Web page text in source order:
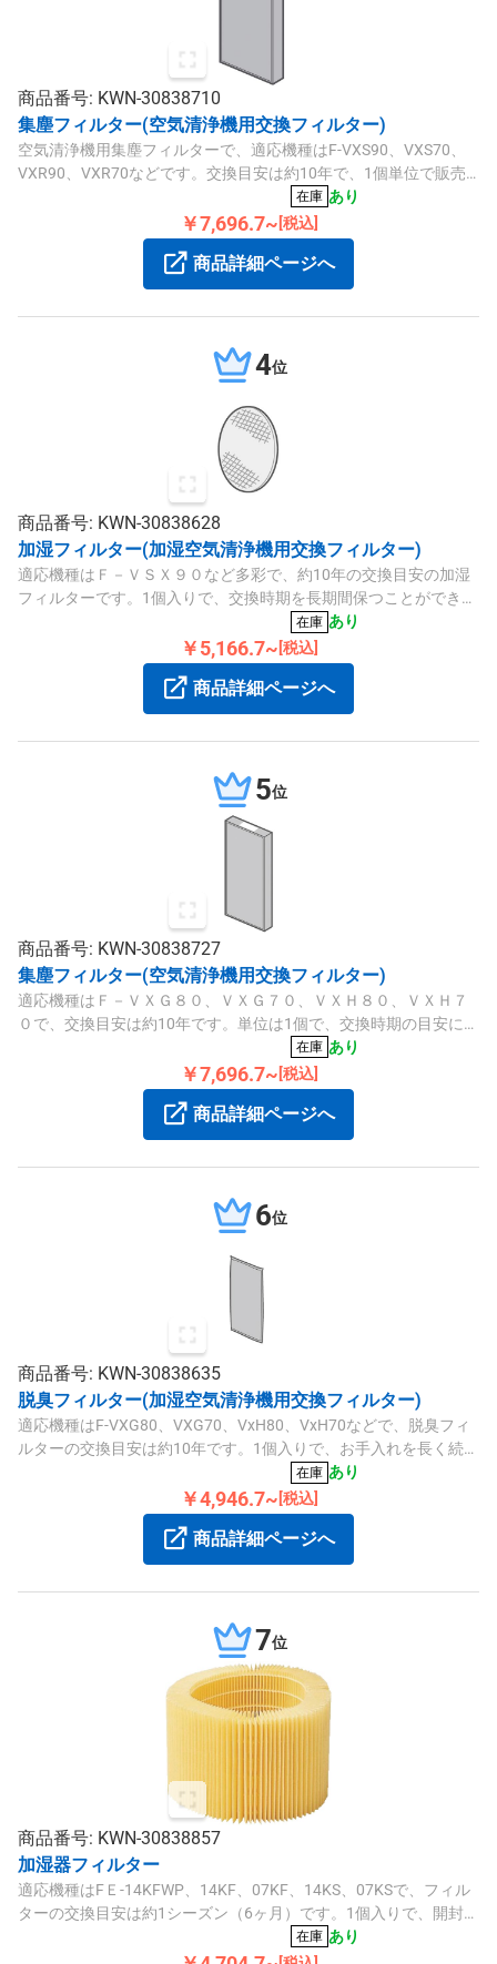
商品番号: KWN-30838710
集塵フィルター(空気清浄機用交換フィルター)
空気清浄機用集塵フィルターで、適応機種はF-VXS90、VXS70、
VXR90、VXR70などです。交換目安は約10年で、1個単位で販売
在庫 あり
￥7,696.7~ [税込]
商品詳細ページへ
4位
商品番号: KWN-30838628
加湿フィルター(加湿空気清浄機用交換フィルター)
適応機種はＦ－ＶＳＸ９０など多彩で、約10年の交換目安の加湿
フィルターです。1個入りで、交換時期を長期間保つことができま
在庫 あり
￥5,166.7~ [税込]
商品詳細ページへ
5位
商品番号: KWN-30838727
集塵フィルター(空気清浄機用交換フィルター)
適応機種はＦ－ＶＸＧ８０、ＶＸＧ７０、ＶＸＨ８０、ＶＸＨ７
０で、交換目安は約10年です。単位は1個で、交換時期の目安にご
在庫 あり
￥7,696.7~ [税込]
商品詳細ページへ
6位
商品番号: KWN-30838635
脱臭フィルター(加湿空気清浄機用交換フィルター)
適応機種はF-VXG80、VXG70、VxH80、VxH70などで、脱臭フィ
ルターの交換目安は約10年です。1個入りで、お手入れを長く続け
在庫 あり
￥4,946.7~ [税込]
商品詳細ページへ
7位
商品番号: KWN-30838857
加湿器フィルター
適応機種はFＥ-14KFWP、14KF、07KF、14KS、07KSで、フィル
ターの交換目安は約1シーズン（6ヶ月）です。1個入りで、開封後
在庫 あり